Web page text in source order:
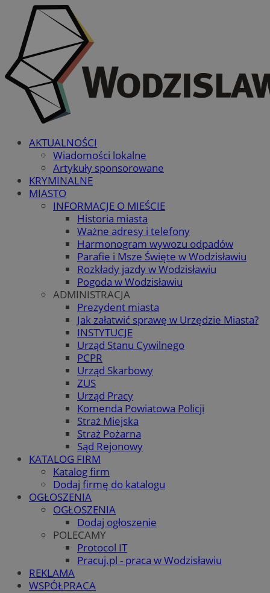
AKTUALNOŚCI
Wiadomości lokalne
Artykuły sponsorowane
KRYMINALNE
MIASTO
INFORMACJE O MIEŚCIE
Historia miasta
Ważne adresy i telefony
Harmonogram wywozu odpadów
Parafie i Msze Święte w Wodzisławiu
Rozkłady jazdy w Wodzisławiu
Pogoda w Wodzisławiu
ADMINISTRACJA
Prezydent miasta
Jak załatwić sprawę w Urzędzie Miasta?
INSTYTUCJE
Urząd Stanu Cywilnego
PCPR
Urząd Skarbowy
ZUS
Urząd Pracy
Komenda Powiatowa Policji
Straż Miejska
Straż Pożarna
Sąd Rejonowy
KATALOG FIRM
Katalog firm
Dodaj firmę do katalogu
OGŁOSZENIA
OGŁOSZENIA
Dodaj ogłoszenie
POLECAMY
Protocol IT
Pracuj.pl - praca w Wodzisławiu
REKLAMA
WSPÓŁPRACA